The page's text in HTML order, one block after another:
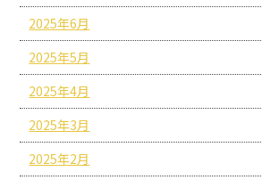
2025年6月
2025年5月
2025年4月
2025年3月
2025年2月